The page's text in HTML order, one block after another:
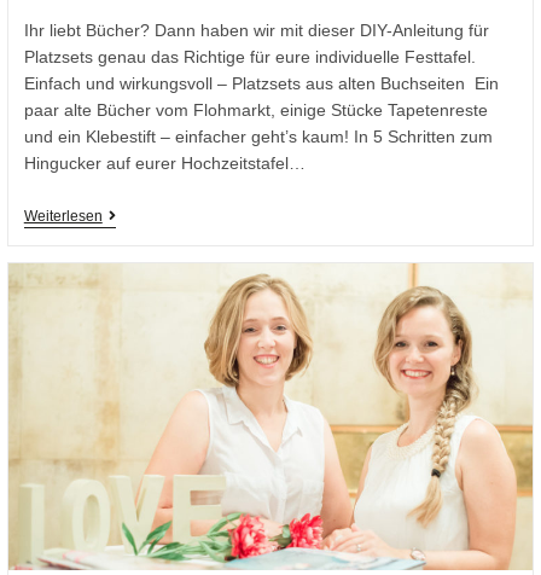
Ihr liebt Bücher? Dann haben wir mit dieser DIY-Anleitung für
Platzsets genau das Richtige für eure individuelle Festtafel.
Einfach und wirkungsvoll – Platzsets aus alten Buchseiten Ein
paar alte Bücher vom Flohmarkt, einige Stücke Tapetenreste
und ein Klebestift – einfacher geht’s kaum! In 5 Schritten zum
Hingucker auf eurer Hochzeitstafel…
Weiterlesen